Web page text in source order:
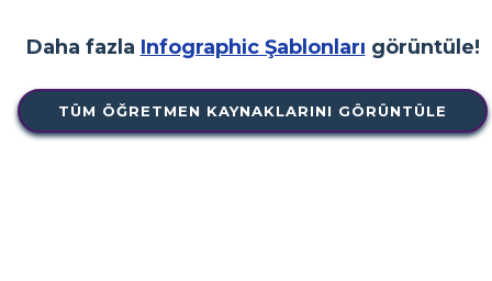
Daha fazla Infographic Şablonları görüntüle!
TÜM ÖĞRETMEN KAYNAKLARINI GÖRÜNTÜLE